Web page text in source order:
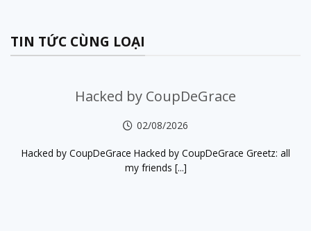
TIN TỨC CÙNG LOẠI
Hacked by CoupDeGrace
02/08/2026
Hacked by CoupDeGrace Hacked by CoupDeGrace Greetz: all
my friends [...]